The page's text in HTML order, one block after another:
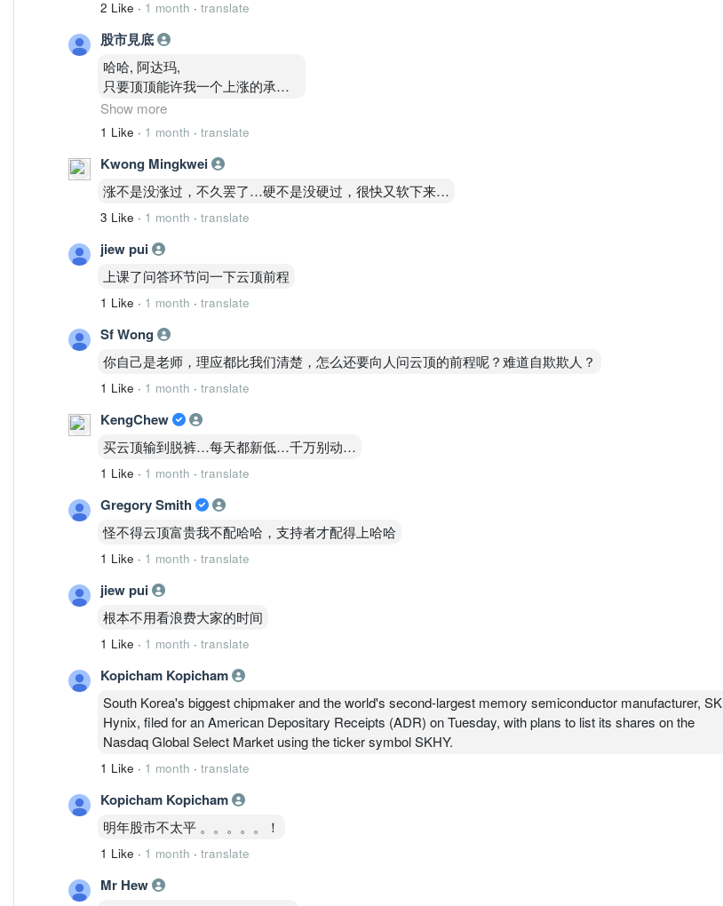
2 Like · 1 month · translate
股市見底
哈哈, 阿达玛,
只要顶顶能许我一个上涨的承诺...
我愿在这寒冷的山顶上等它
千万年...
Show more
1 Like · 1 month · translate
Kwong Mingkwei
涨不是没涨过，不久罢了…硬不是没硬过，很快又软下来…
3 Like · 1 month · translate
jiew pui
上课了问答环节问一下云顶前程
1 Like · 1 month · translate
Sf Wong
你自己是老师，理应都比我们清楚，怎么还要向人问云顶的前程呢？难道自欺欺人？
1 Like · 1 month · translate
KengChew
买云顶输到脱裤…每天都新低…千万别动…
1 Like · 1 month · translate
Gregory Smith
怪不得云顶富贵我不配哈哈，支持者才配得上哈哈
1 Like · 1 month · translate
jiew pui
根本不用看浪费大家的时间
1 Like · 1 month · translate
Kopicham Kopicham
South Korea's biggest chipmaker and the world's second-largest memory semiconductor manufacturer, SK
Hynix, filed for an American Depositary Receipts (ADR) on Tuesday, with plans to list its shares on the
Nasdaq Global Select Market using the ticker symbol SKHY.
1 Like · 1 month · translate
Kopicham Kopicham
明年股市不太平 。。。。。！
1 Like · 1 month · translate
Mr Hew